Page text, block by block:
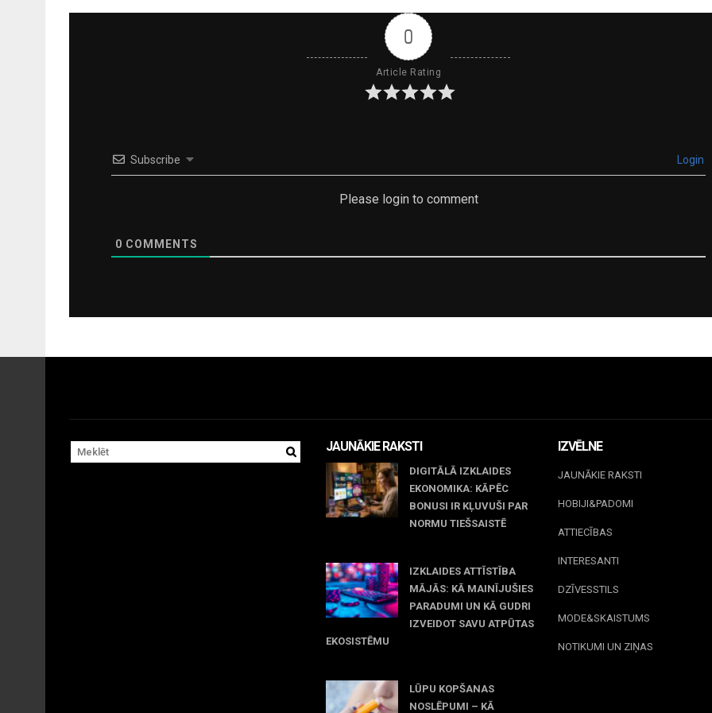
0
Article Rating
Subscribe Login
Please login to comment
0 COMMENTS
JAUNĀKIE RAKSTI
DIGITĀLĀ IZKLAIDES
EKONOMIKA: KĀPĒC
BONUSI IR KĻUVUŠI PAR
NORMU TIEŠSAISTĒ
IZKLAIDES ATTĪSTĪBA
MĀJĀS: KĀ MAINĪJUŠIES
PARADUMI UN KĀ GUDRI
IZVEIDOT SAVU ATPŪTAS
EKOSISTĒMU
LŪPU KOPŠANAS
NOSLĒPUMI – KĀ
IZVĒLNE
JAUNĀKIE RAKSTI
HOBIJI&PADOMI
ATTIECĪBAS
INTERESANTI
DZĪVESSTILS
MODE&SKAISTUMS
NOTIKUMI UN ZIŅAS